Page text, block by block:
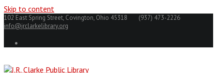
Skip to content
102 East Spring Street, Covington, Ohio 45318
(937) 473-2226
info@jrclarkelibrary.org